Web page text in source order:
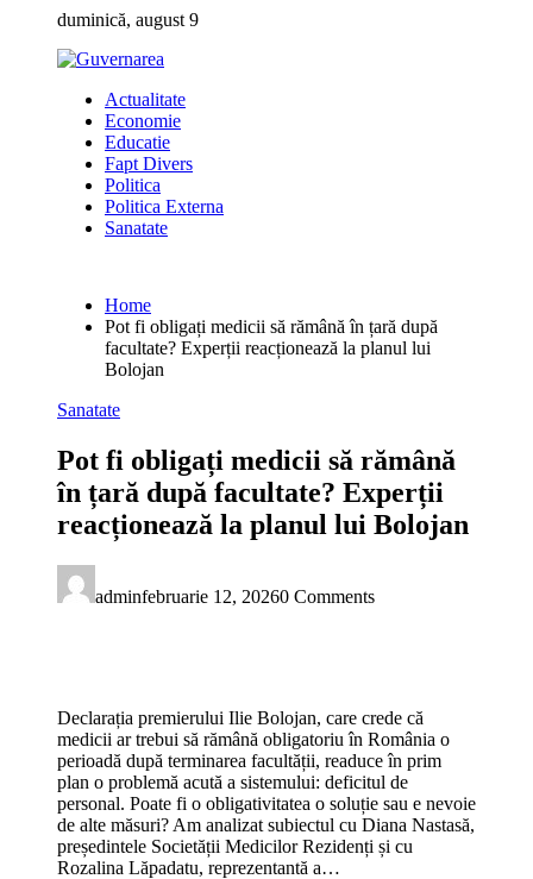
content
duminică, august 9
Actualitate
Economie
Educatie
Fapt Divers
Politica
Politica Externa
Sanatate
Home
Pot fi obligați medicii să rămână în țară după
facultate? Experții reacționează la planul lui
Bolojan
Sanatate
Pot fi obligați medicii să rămână
în țară după facultate? Experții
reacționează la planul lui Bolojan
adminfebruarie 12, 20260 Comments
Declarația premierului Ilie Bolojan, care crede că
medicii ar trebui să rămână obligatoriu în România o
perioadă după terminarea facultății, readuce în prim
plan o problemă acută a sistemului: deficitul de
personal. Poate fi o obligativitatea o soluție sau e nevoie
de alte măsuri? Am analizat subiectul cu Diana Nastasă,
președintele Societății Medicilor Rezidenți și cu
Rozalina Lăpadatu, reprezentantă a…